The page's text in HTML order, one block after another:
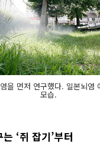
을 먼저 연구했다. 일본뇌염
모습.
‘쥐 잡기’부터